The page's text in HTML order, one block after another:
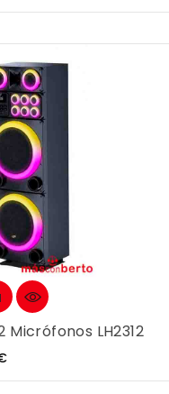
Micrófonos LH2312